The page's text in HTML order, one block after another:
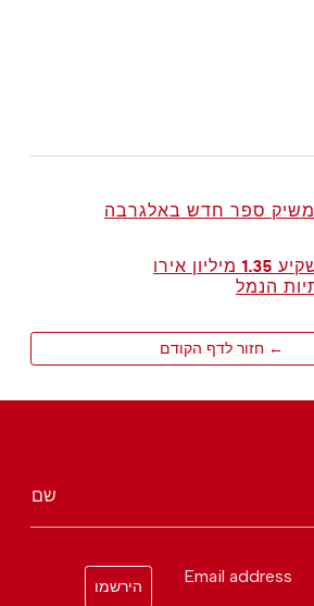
משיק ספר חדש באלגרבה
נמל סינס משקיע 1.35 מיליון אירו
הנמל
← חזור לדף הקודם
שם
Email address
הירשמו